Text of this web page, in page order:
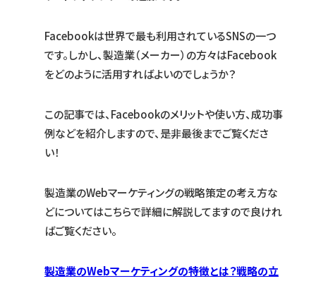
Facebookは世界で最も利用されているSNSの一つ
です。しかし、製造業（メーカー）の方々はFacebook
をどのように活用すればよいのでしょうか？
この記事では、Facebookのメリットや使い方、成功事
例などを紹介しますので、是非最後までご覧くださ
い！
製造業のWebマーケティングの戦略策定の考え方な
どについてはこちらで詳細に解説してますので良けれ
ばご覧ください。
製造業のWebマーケティングの特徴とは？戦略の立